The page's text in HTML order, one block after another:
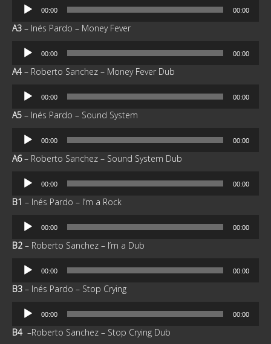
Reproductor
audio
00:00 00:00
A3 – Inés Pardo – Money Fever
Reproductor
audio
00:00 00:00
A4– Roberto Sanchez – Money Fever Dub
Reproductor
audio
00:00 00:00
A5 – Inés Pardo – Sound System
Reproductor
audio
00:00 00:00
A6– Roberto Sanchez – Sound System Dub
Reproductor
audio
00:00 00:00
B1 – Inés Pardo – I’m a Rock
Reproductor
audio
00:00 00:00
B2 – Roberto Sanchez – I’m a Dub
Reproductor
audio
00:00 00:00
B3 – Inés Pardo – Stop Crying
Reproductor
audio
00:00 00:00
B4 –Roberto Sanchez – Stop Crying Dub